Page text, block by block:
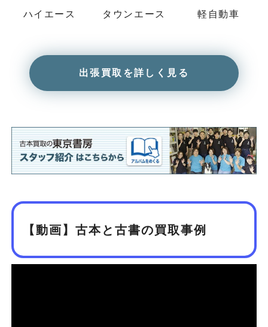
ハイエース タウンエース 軽自動車
出張買取を詳しく見る
【動画】古本と古書の買取事例